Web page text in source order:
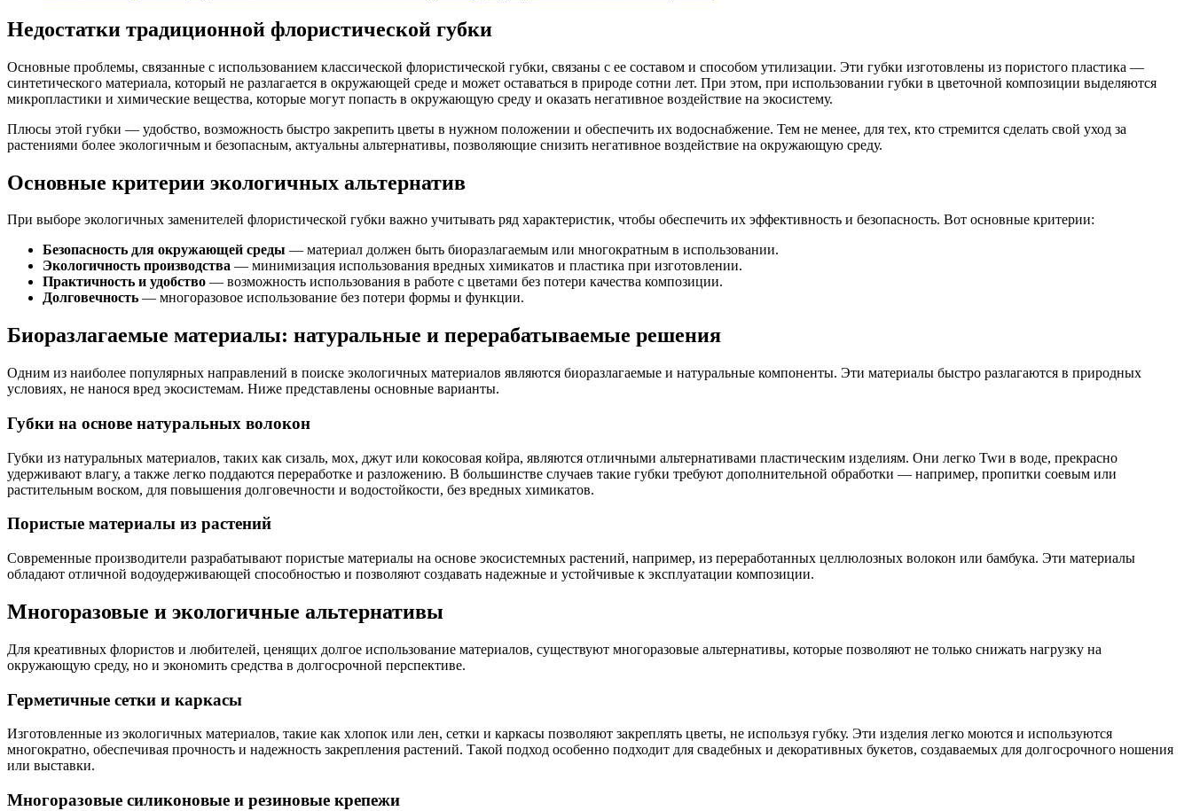
Недостатки традиционной флористической губки
Основные проблемы, связанные с использованием классической флористической губки, связаны с ее составом и способом утилизации. Эти губки изготовлены из пористого пластика —
синтетического материала, который не разлагается в окружающей среде и может оставаться в природе сотни лет. При этом, при использовании губки в цветочной композиции выделяются
микропластики и химические вещества, которые могут попасть в окружающую среду и оказать негативное воздействие на экосистему.
Плюсы этой губки — удобство, возможность быстро закрепить цветы в нужном положении и обеспечить их водоснабжение. Тем не менее, для тех, кто стремится сделать свой уход за
растениями более экологичным и безопасным, актуальны альтернативы, позволяющие снизить негативное воздействие на окружающую среду.
Основные критерии экологичных альтернатив
При выборе экологичных заменителей флористической губки важно учитывать ряд характеристик, чтобы обеспечить их эффективность и безопасность. Вот основные критерии:
Безопасность для окружающей среды — материал должен быть биоразлагаемым или многократным в использовании.
Экологичность производства — минимизация использования вредных химикатов и пластика при изготовлении.
Практичность и удобство — возможность использования в работе с цветами без потери качества композиции.
Долговечность — многоразовое использование без потери формы и функции.
Биоразлагаемые материалы: натуральные и перерабатываемые решения
Одним из наиболее популярных направлений в поиске экологичных материалов являются биоразлагаемые и натуральные компоненты. Эти материалы быстро разлагаются в природных
условиях, не нанося вред экосистемам. Ниже представлены основные варианты.
Губки на основе натуральных волокон
Губки из натуральных материалов, таких как сизаль, мох, джут или кокосовая койра, являются отличными альтернативами пластическим изделиям. Они легко Twи в воде, прекрасно
удерживают влагу, а также легко поддаются переработке и разложению. В большинстве случаев такие губки требуют дополнительной обработки — например, пропитки соевым или
растительным воском, для повышения долговечности и водостойкости, без вредных химикатов.
Пористые материалы из растений
Современные производители разрабатывают пористые материалы на основе экосистемных растений, например, из переработанных целлюлозных волокон или бамбука. Эти материалы
обладают отличной водоудерживающей способностью и позволяют создавать надежные и устойчивые к эксплуатации композиции.
Многоразовые и экологичные альтернативы
Для креативных флористов и любителей, ценящих долгое использование материалов, существуют многоразовые альтернативы, которые позволяют не только снижать нагрузку на
окружающую среду, но и экономить средства в долгосрочной перспективе.
Герметичные сетки и каркасы
Изготовленные из экологичных материалов, такие как хлопок или лен, сетки и каркасы позволяют закреплять цветы, не используя губку. Эти изделия легко моются и используются
многократно, обеспечивая прочность и надежность закрепления растений. Такой подход особенно подходит для свадебных и декоративных букетов, создаваемых для долгосрочного ношения
или выставки.
Многоразовые силиконовые и резиновые крепежи